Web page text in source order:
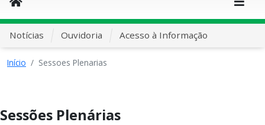
Notícias Ouvidoria Acesso à Informação
Início Sessoes Plenarias
Sessões Plenárias